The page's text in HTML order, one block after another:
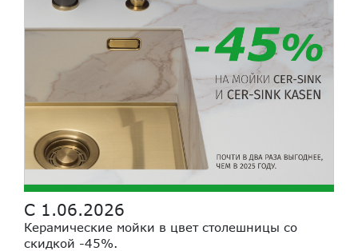
С 1.06.2026
Керамические мойки в цвет столешницы со
скидкой -45%.